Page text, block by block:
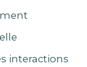
interactions